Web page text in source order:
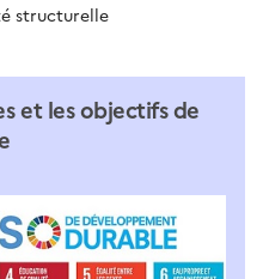
structurelle
et les objectifs de